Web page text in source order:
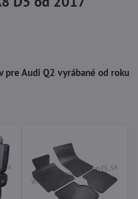
pre Audi Q2 vyrábané od roku